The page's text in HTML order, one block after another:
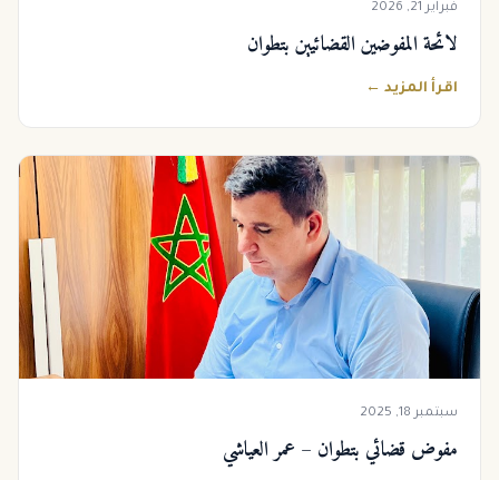
فبراير 21, 2026
لائحة المفوضين القضائيين بتطوان
اقرأ المزيد ←
سبتمبر 18, 2025
مفوض قضائي بتطوان – عمر العياشي